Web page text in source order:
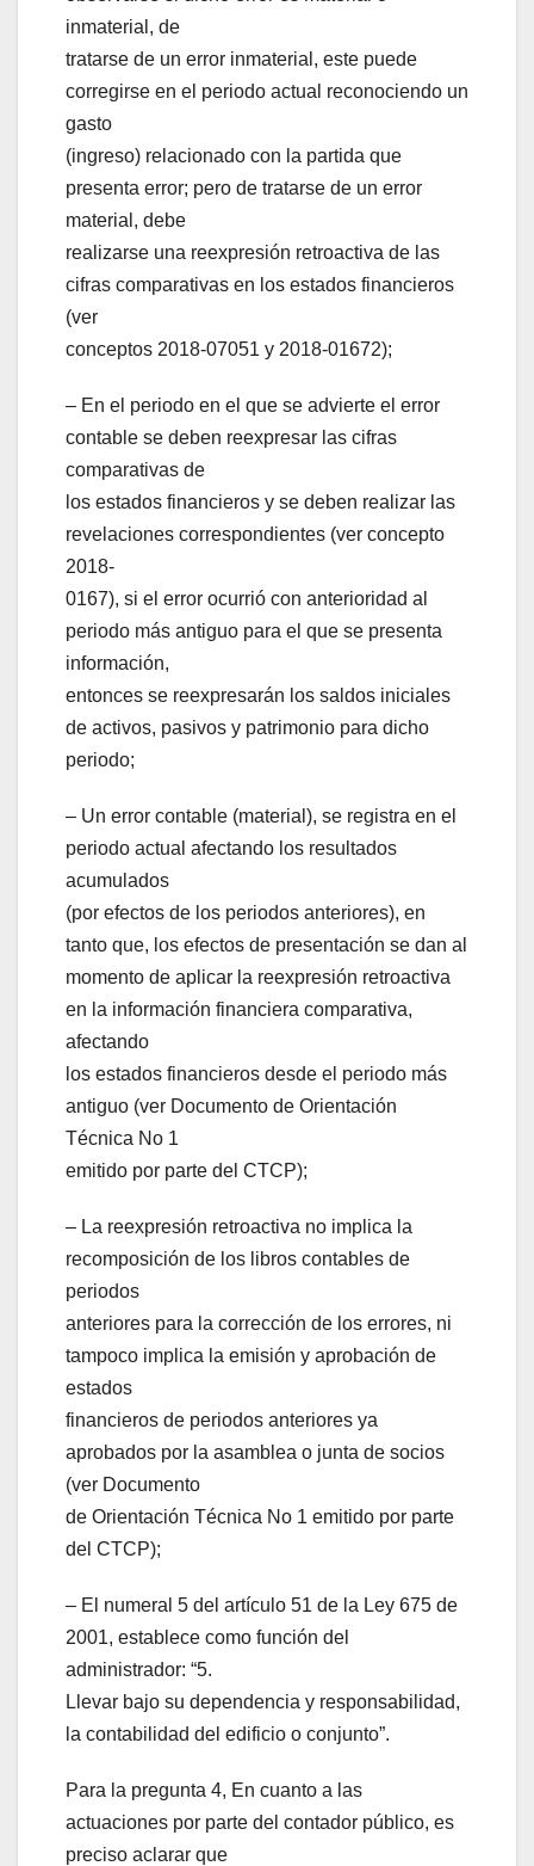
inmaterial, de
tratarse de un error inmaterial, este puede
corregirse en el periodo actual reconociendo un
gasto
(ingreso) relacionado con la partida que
presenta error; pero de tratarse de un error
material, debe
realizarse una reexpresión retroactiva de las
cifras comparativas en los estados financieros
(ver
conceptos 2018-07051 y 2018-01672);
– En el periodo en el que se advierte el error
contable se deben reexpresar las cifras
comparativas de
los estados financieros y se deben realizar las
revelaciones correspondientes (ver concepto
2018-
0167), si el error ocurrió con anterioridad al
periodo más antiguo para el que se presenta
información,
entonces se reexpresarán los saldos iniciales
de activos, pasivos y patrimonio para dicho
periodo;
– Un error contable (material), se registra en el
periodo actual afectando los resultados
acumulados
(por efectos de los periodos anteriores), en
tanto que, los efectos de presentación se dan al
momento de aplicar la reexpresión retroactiva
en la información financiera comparativa,
afectando
los estados financieros desde el periodo más
antiguo (ver Documento de Orientación
Técnica No 1
emitido por parte del CTCP);
– La reexpresión retroactiva no implica la
recomposición de los libros contables de
periodos
anteriores para la corrección de los errores, ni
tampoco implica la emisión y aprobación de
estados
financieros de periodos anteriores ya
aprobados por la asamblea o junta de socios
(ver Documento
de Orientación Técnica No 1 emitido por parte
del CTCP);
– El numeral 5 del artículo 51 de la Ley 675 de
2001, establece como función del
administrador: “5.
Llevar bajo su dependencia y responsabilidad,
la contabilidad del edificio o conjunto”.
Para la pregunta 4, En cuanto a las
actuaciones por parte del contador público, es
preciso aclarar que